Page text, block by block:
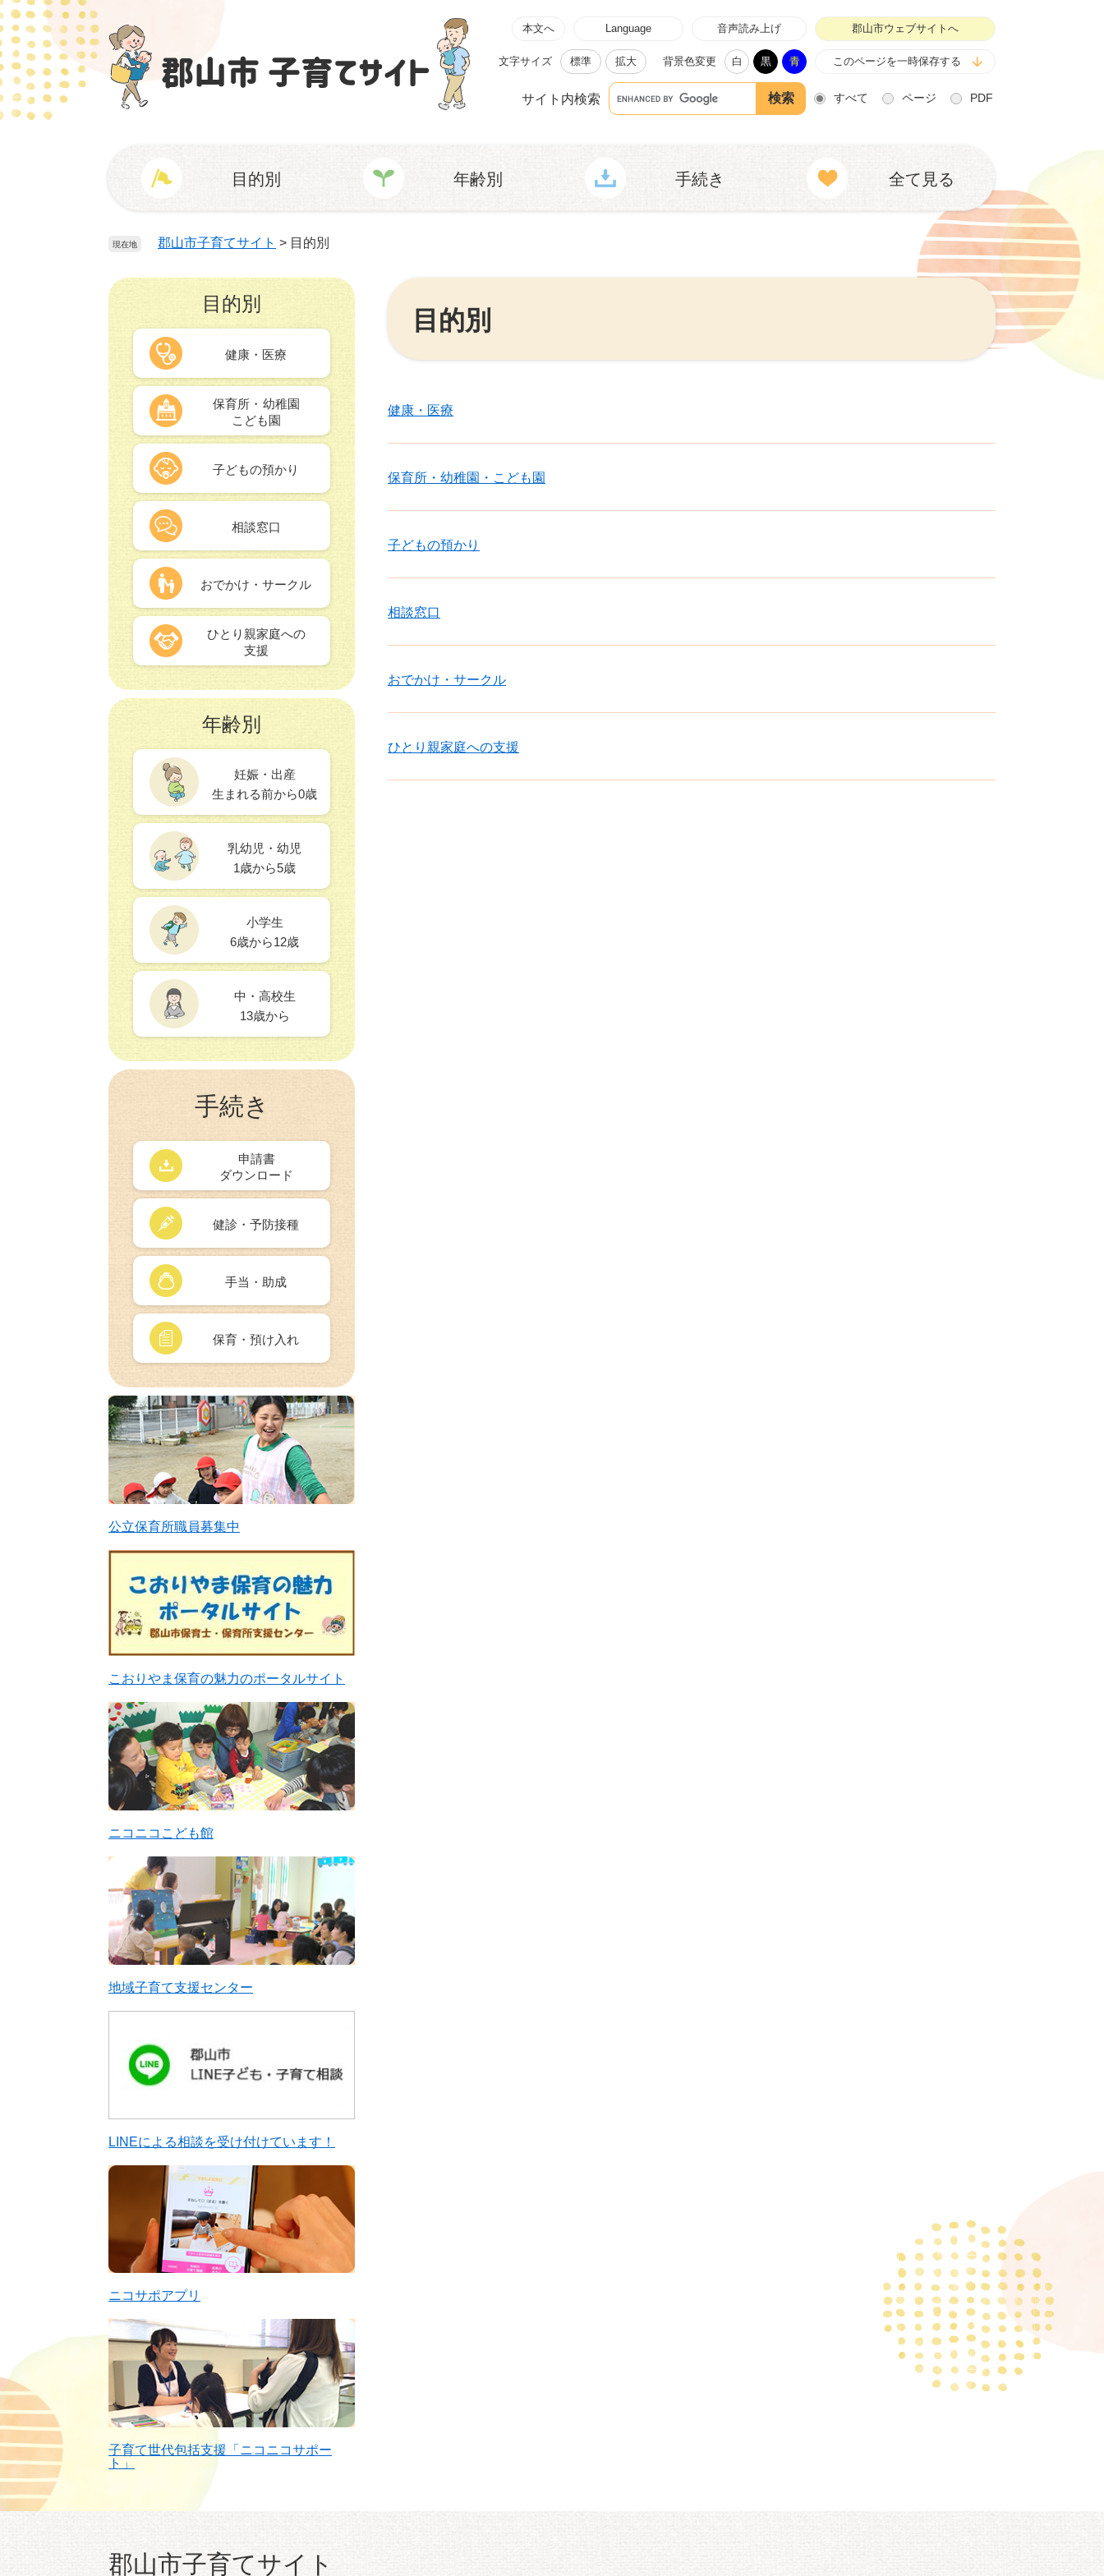
ペ
ー
ジ
の
先
頭
メ
ニ
ュ
ー
を
飛
本文へ Language 音声読み上げ 郡山市ウェブサイトへ
文字サイズ 標準 拡大 背景色変更 白 黒 青 このページを一時保存する
サイト内検索
G
o
タ
ム
すべて ページ PDF
目的別 年齢別 手続き 全て見る
現在地 郡山市子育てサイト > 目的別
本
文
目的別
健康・医療
保育所・幼稚園・こども園
子どもの預かり
相談窓口
おでかけ・サークル
ひとり親家庭への支援
目的別
健康・医療
保育所・幼稚園
こども園
子どもの預かり
相談窓口
おでかけ・サークル
ひとり親家庭への
支援
年齢別
妊娠・出産
生まれる前から0歳
乳幼児・幼児
1歳から5歳
小学生
6歳から12歳
中・高校生
13歳から
手続き
申請書
ダウンロード
健診・予防接種
手当・助成
保育・預け入れ
公立保育所職員募集中
こおりやま保育の魅力のポータルサイト
ニコニコこども館
地域子育て支援センター
LINEによる相談を受け付けています！
ニコサポアプリ
子育て世代包括支援「ニコニコサポー
ト」
郡山市子育てサイト